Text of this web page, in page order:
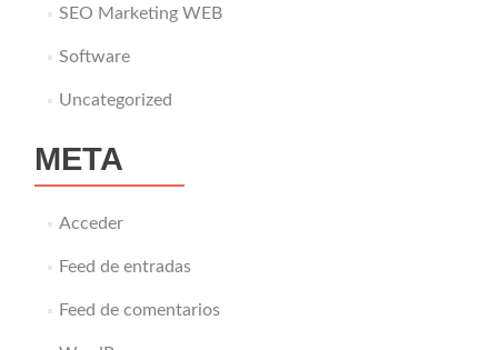
SEO Marketing WEB
Software
Uncategorized
META
Acceder
Feed de entradas
Feed de comentarios